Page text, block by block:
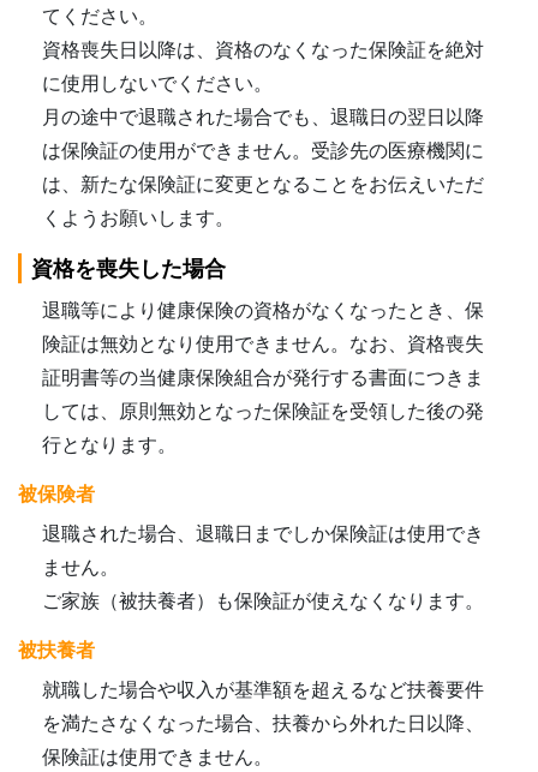
てください。
資格喪失日以降は、資格のなくなった保険証を絶対
に使用しないでください。
月の途中で退職された場合でも、退職日の翌日以降
は保険証の使用ができません。受診先の医療機関に
は、新たな保険証に変更となることをお伝えいただ
くようお願いします。
資格を喪失した場合
退職等により健康保険の資格がなくなったとき、保
険証は無効となり使用できません。なお、資格喪失
証明書等の当健康保険組合が発行する書面につきま
しては、原則無効となった保険証を受領した後の発
行となります。
被保険者
退職された場合、退職日までしか保険証は使用でき
ません。
ご家族（被扶養者）も保険証が使えなくなります。
被扶養者
就職した場合や収入が基準額を超えるなど扶養要件
を満たさなくなった場合、扶養から外れた日以降、
保険証は使用できません。